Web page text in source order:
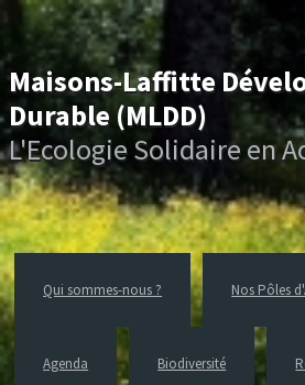
Maisons-Laffitte
Durable (MLDD)
L'Ecologie Solidaire en
Qui sommes-nous ? Nos Pôles
Agenda Biodiversité